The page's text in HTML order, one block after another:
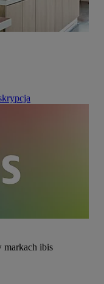
markach ibis